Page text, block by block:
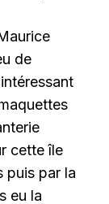
de
cette île
puis par la
eu la